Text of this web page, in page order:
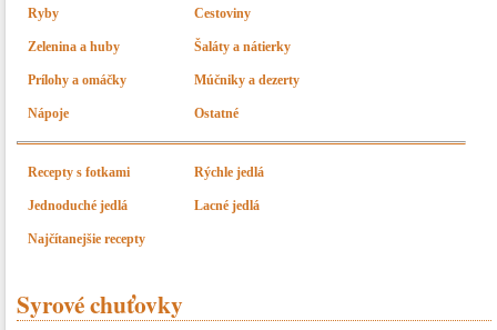
Ryby Cestoviny
Zelenina a huby Šaláty a nátierky
Prílohy a omáčky Múčniky a dezerty
Nápoje Ostatné
Recepty s fotkami Rýchle jedlá
Jednoduché jedlá Lacné jedlá
Najčítanejšie recepty
Syrové chuťovky